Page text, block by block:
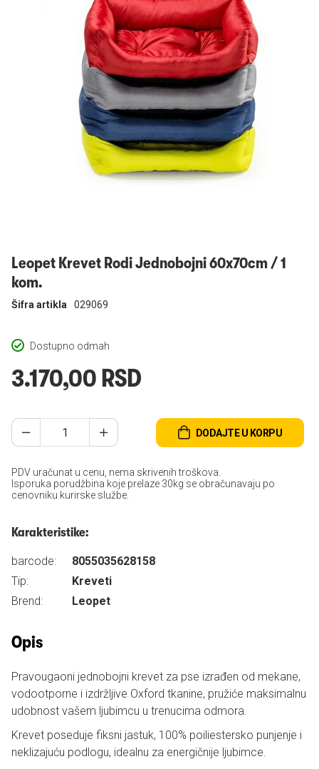
Leopet Krevet Rodi Jednobojni 60x70cm / 1
kom.
Dostupno odmah
Šifra artikla 029069
3.170,00 RSD
DODAJTE U KORPU
PDV uračunat u cenu, nema skrivenih troškova.
Isporuka porudžbina koje prelaze 30kg se obračunavaju po
cenovniku kurirske službe.
Karakteristike:
barcode:
8055035628158
Tip:
Kreveti
Brend:
Leopet
Opis
Pravougaoni jednobojni krevet za pse izrađen od mekane,
vodootporne i izdržljive Oxford tkanine, pružiće maksimalnu
udobnost vašem ljubimcu u trenucima odmora.
Krevet poseduje fiksni jastuk, 100% poiliestersko punjenje i
neklizajuću podlogu, idealnu za energičnije ljubimce.